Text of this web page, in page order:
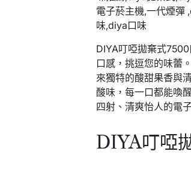
DIYA叮啞拋棄式
口感，挑逗您的味蕾
來獨特的酸甜果香與
酸味，每一口都能喚
四射、清爽怡人的電
DIYA叮啞